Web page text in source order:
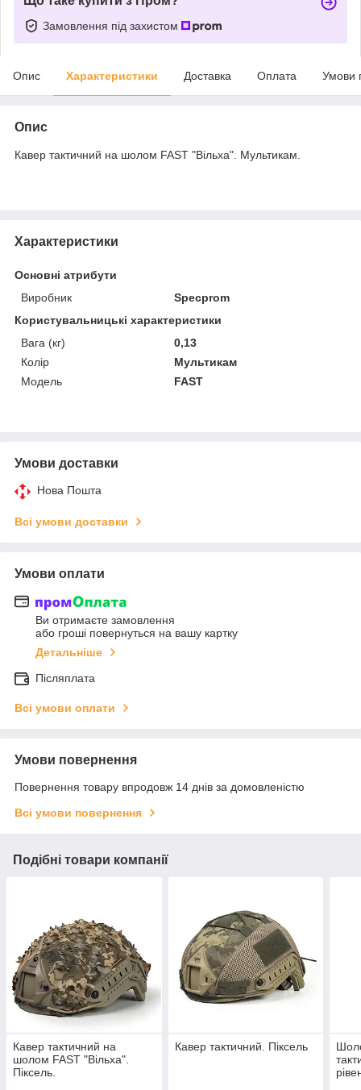
Замовлення під захистом
Опис Характеристики Доставка Оплата Умови
Опис
Кавер тактичний на шолом FAST "Вільха". Мультикам.
Характеристики
Основні атрибути
Виробник
Specprom
Користувальницькі характеристики
Вага (кг)
0,13
Колір
Мультикам
Мoдель
FAST
Умови доставки
Нова Пошта
Всі умови доставки
Умови оплати
Ви отримаєте замовлення
або гроші повернуться на вашу картку
Детальніше
Післяплата
Всі умови оплати
Умови повернення
Повернення товару впродовж 14 днів за домовленістю
Всі умови повернення
Подібні товари компанії
Кавер тактичний на
шолом FAST "Вільха".
Піксель.
Кавер тактичний. Піксель